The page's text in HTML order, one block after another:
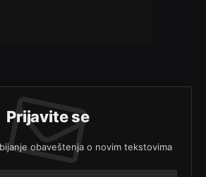
Prijavite se
obaveštenja o novim tekstovima